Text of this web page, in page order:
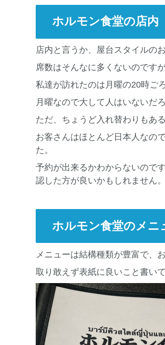
ホルモン食堂の店内
店内と言うか、屋台スタイルのお
席数はそんなに多くないのです
私達が訪れたのは月曜の20時ご
月曜なので大して人はいないだ
ただ、ちょうど入れ替わりもあ
お客さんはほとんど日本人なの
た。
予約が出来るかわからないので
認した方が良いかもしれません。
ホルモン食堂のメニ
メニューは結構種類が豊富で、
取り敢えず表紙に良いこと書い